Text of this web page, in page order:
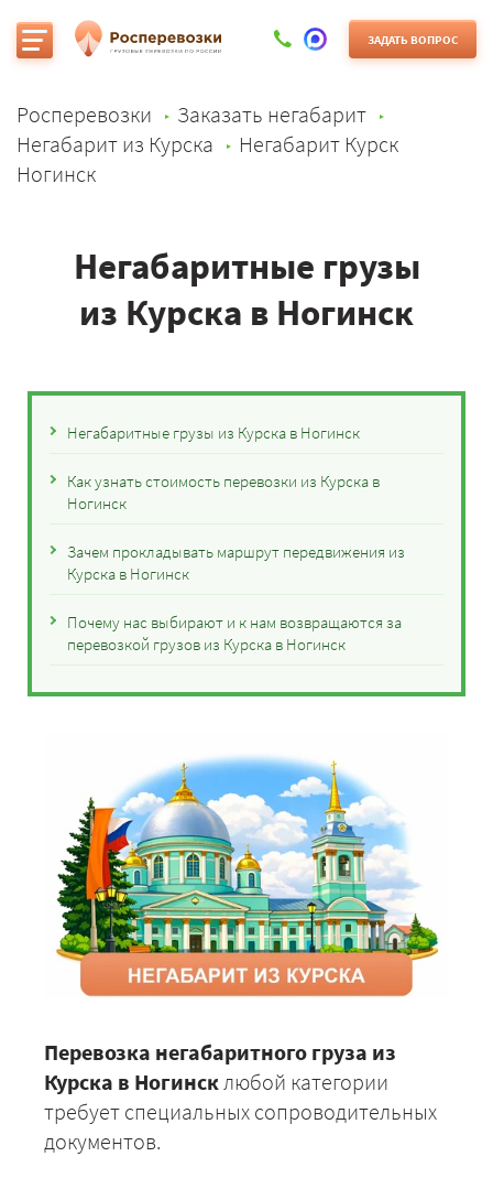
ЗАДАТЬ ВОПРОС
Росперевозки
Заказать негабарит
Негабарит из Курска
Негабарит Курск
Ногинск
Негабаритные грузы
из Курска в Ногинск
Негабаритные грузы из Курска в Ногинск
Как узнать стоимость перевозки из Курска в
Ногинск
Зачем прокладывать маршрут передвижения из
Курска в Ногинск
Почему нас выбирают и к нам возвращаются за
перевозкой грузов из Курска в Ногинск
Перевозка негабаритного груза из
Курска в Ногинсклюбой категории
требует специальных сопроводительных
документов.